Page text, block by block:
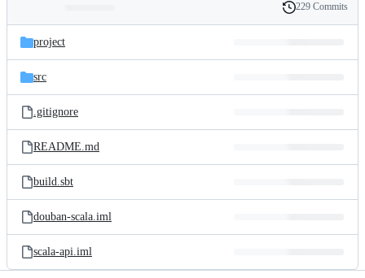
and
files
Latest
commit
History
229 Commits
project
src
.gitignore
README.md
build.sbt
douban-scala.iml
scala-api.iml